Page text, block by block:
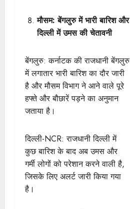
मौसम: बेंगलुरु में भारी बारिश और
दिल्ली में उमस की चेतावनी
बेंगलुरु: कर्नाटक की राजधानी बेंगलुरु
में लगातार भारी बारिश का दौर जारी
है और मौसम विभाग ने आने वाले पूरे
हफ्ते और बौछारें पड़ने का अनुमान
जताया है।
दिल्ली-NCR: राजधानी दिल्ली में
कुछ बारिश के बाद अब उमस और
गर्मी लोगों को परेशान करने वाली है,
जिसके लिए अलर्ट जारी किया गया
है।